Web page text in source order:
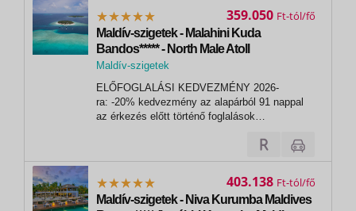
Maldív-szigetek - Malahini Kuda
Bandos***** - North Male Atoll
Maldív-szigetek
ELŐFOGLALÁSI KEDVEZMÉNY 2026-
ra: -20% kedvezmény az alapárból 91 nappal
az érkezés előtt történő foglalások
október 31. közöttA kedvezmény nem
kombinálható más kedvezményekkel! A
függvényében, visszavonásig érvényes!...
359.050 Ft
Maldív-szigetek - Niva Kurumba Maldives
403.138 Ft